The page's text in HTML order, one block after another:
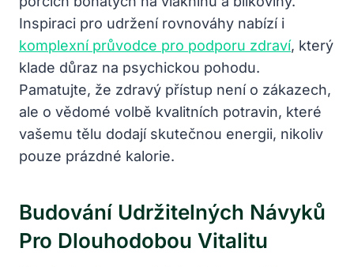
Inspiraci pro udržení rovnováhy nabízí i
komplexní průvodce pro podporu zdraví, který
klade důraz na psychickou pohodu.
Pamatujte, že zdravý přístup není o zákazech,
ale o vědomé volbě kvalitních potravin, které
vašemu tělu dodají skutečnou energii, nikoliv
pouze prázdné kalorie.
Budování Udržitelných Návyků
Pro Dlouhodobou Vitalitu